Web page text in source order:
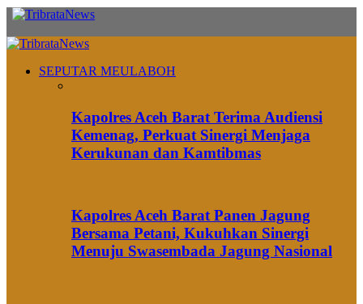
SEPUTAR MEULABOH
Kapolres Aceh Barat Terima Audiensi
Kemenag, Perkuat Sinergi Menjaga
Kerukunan dan Kamtibmas
Kapolres Aceh Barat Panen Jagung
Bersama Petani, Kukuhkan Sinergi
Menuju Swasembada Jagung Nasional